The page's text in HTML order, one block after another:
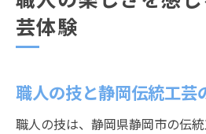
静岡市で味わう職人の技
職人の技を学ぶ静岡市
職人から直接学べるも
静岡伝統工芸で広が
芸体験
職人の技と静岡伝統工芸
職人の技は、静岡県静岡市の伝